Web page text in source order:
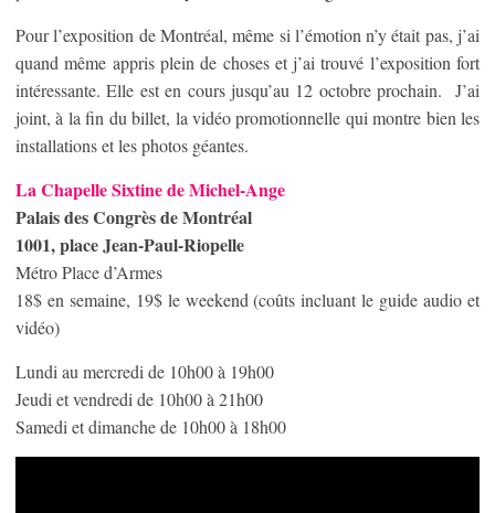
Pour l’exposition de Montréal, même si l’émotion n’y était pas, j’ai
quand même appris plein de choses et j’ai trouvé l’exposition fort
intéressante. Elle est en cours jusqu’au 12 octobre prochain. J’ai
joint, à la fin du billet, la vidéo promotionnelle qui montre bien les
installations et les photos géantes.
La Chapelle Sixtine de Michel-Ange
Palais des Congrès de Montréal
1001, place Jean-Paul-Riopelle
Métro Place d’Armes
18$ en semaine, 19$ le weekend (coûts incluant le guide audio et
vidéo)
Lundi au mercredi de 10h00 à 19h00
Jeudi et vendredi de 10h00 à 21h00
Samedi et dimanche de 10h00 à 18h00